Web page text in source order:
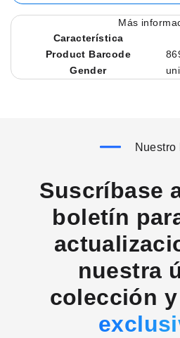
Más
Característica
Product Barcode
Gender
Nuestro
Suscríbase
boletín
nuestra
colección y